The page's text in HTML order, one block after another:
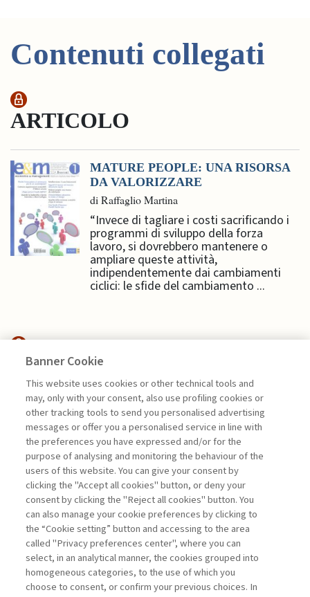
Contenuti collegati
ARTICOLO
MATURE PEOPLE: UNA RISORSA
DA VALORIZZARE
di Raffaglio Martina
“Invece di tagliare i costi sacrificando i
programmi di sviluppo della forza
lavoro, si dovrebbero mantenere o
ampliare queste attività,
indipendentemente dai cambiamenti
ciclici: le sfide del cambiamento ...
HIGHLIGHTS
GUARDARE AL DOMANI. UNA
NUOVA PEOPLE ...
di Giovanni Valotti
La consultazione dei libri è riservata esclusivamente
agli abbonati Premium
Legenda: Accedi Per registrati Per abbonati
Banner Cookie
This website uses cookies or other technical tools and
may, only with your consent, also use profiling cookies or
other tracking tools to send you personalised advertising
messages or offer you a personalised service in line with
the preferences you have expressed and/or for the
purpose of analysing and monitoring the behaviour of the
users of this website. You can give your consent by
clicking the "Accept all cookies" button, or deny your
consent by clicking the "Reject all cookies" button. You
can also manage your cookie preferences by clicking to
the “Cookie setting” button and accessing to the area
called "Privacy preferences center", where you can
select, in an analytical manner, the cookies grouped into
homogeneous categories, to the use of which you
choose to consent, or confirm your previous choices. In